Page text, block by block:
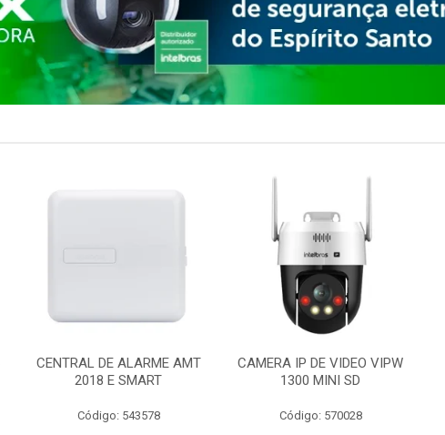
CENTRAL DE ALARME AMT
2018 E SMART
Código: 543578
CAMERA IP DE VIDEO VIPW
1300 MINI SD
Código: 570028